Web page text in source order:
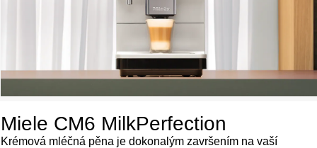
Miele CM6 MilkPerfection
Krémová mléčná pěna je dokonalým završením na vaší